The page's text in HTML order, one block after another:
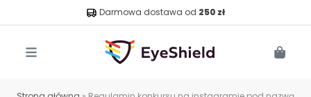
Darmowa dostawa od 250 zł